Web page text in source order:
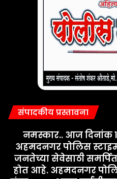
संपादकीय प्रस्तावना
नमस्कार.. आज दिनांक
अहमदनगर पोलिस
जनतेच्या सेवेसाठी
होत आहे. अहमदनगर